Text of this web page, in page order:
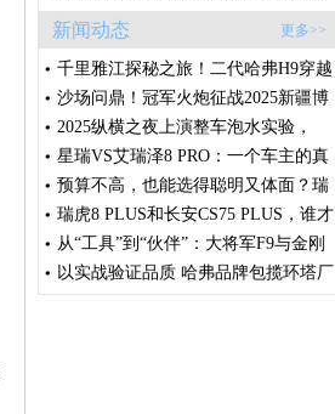
轻越野赛道迎来格局拐点
新闻动态 更多>>
千里雅江探秘之旅！二代哈弗H9穿越
版征程将启，敬请期待！
沙场问鼎！冠军火炮征战2025新疆博
湖沙漠越野争霸赛
2025纵横之夜上演整车泡水实验，
G700开启全球预售
星瑞VS艾瑞泽8 PRO：一个车主的真
实纠结与最终惊喜
预算不高，也能选得聪明又体面？瑞
虎7卓越版越了解越动心
瑞虎8 PLUS和长安CS75 PLUS，谁才
是“真香”选择？
从“工具”到“伙伴”：大将军F9与金刚
炮谁更懂创富者的需求？
以实战验证品质 哈弗品牌包揽环塔厂